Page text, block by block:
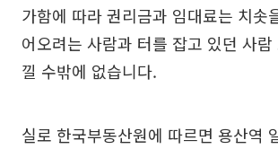
가함에 따라 권리금과 임대료는 치솟
어오려는 사람과 터를 잡고 있던 사
낄 수밖에 없습니다.
실로 한국부동산원에 따르면 용산역